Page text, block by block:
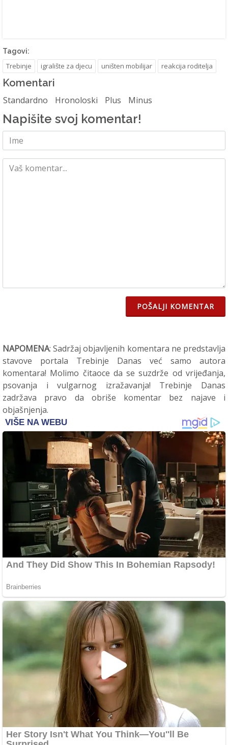
Tagovi:
Trebinje igralište za djecu uništen mobilijar reakcija roditelja
Komentari
Standardno Hronoloski Plus Minus
Napišite svoj komentar!
POŠALJI KOMENTAR
NAPOMENA: Sadržaj objavljenih komentara ne predstavlja
stavove portala Trebinje Danas već samo autora
komentara! Molimo čitaoce da se suzdrže od vrijeđanja,
psovanja i vulgarnog izražavanja! Trebinje Danas
zadržava pravo da obriše komentar bez najave i
objašnjenja.